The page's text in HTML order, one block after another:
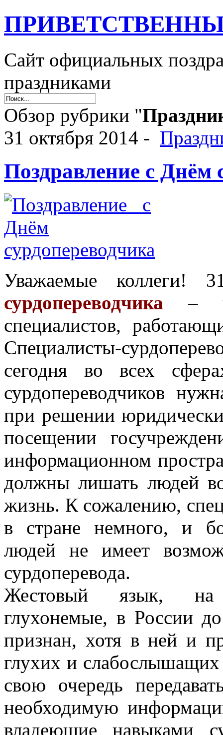
Сайт официальных
праздниками
Обзор рубрики "
31 октября 2014 -
Поздравление с Днём
Уважаемые коллеги!
сурдопереводчика –
специалистов,
Специалисты-
сегодня во всех
сурдопереводчиков
при решении
посещении
информационном
должны лишать людей
жизнь. К сожалению,
в стране немного, и
людей не имеет
сурдоперевода.
Жестовый язык, на
глухонемые, в России
признан, хотя в ней и
глухих и
свою очередь
необходимую
владеющие навыками